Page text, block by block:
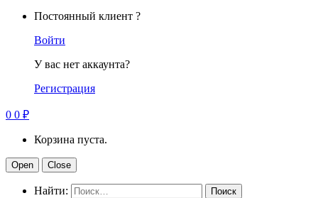
Постоянный клиент ?
Войти
У вас нет аккаунта?
Регистрация
0 0 ₽
Корзина пуста.
Open Close
Найти: